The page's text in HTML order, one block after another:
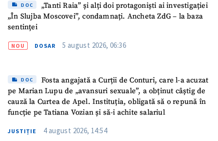
DOC
„Tanti Raia” și alți doi protagoniști ai investigației
„În Slujba Moscovei”, condamnați. Ancheta ZdG – la baza
sentinței
NOU DOSAR 5 august 2026, 06:36
DOC
Fosta angajată a Curții de Conturi, care l-a acuzat
pe Marian Lupu de „avansuri sexuale”, a obținut câștig de
cauză la Curtea de Apel. Instituția, obligată să o repună în
funcție pe Tatiana Vozian și să-i achite salariul
JUSTIȚIE 4 august 2026, 14:54